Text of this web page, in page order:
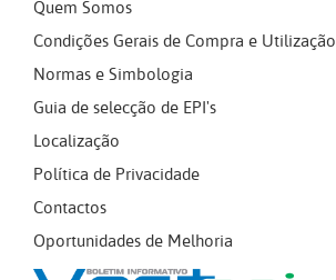
Quem Somos
Condições Gerais de Compra e Utilização
Normas e Simbologia
Guia de selecção de EPI's
Localização
Política de Privacidade
Contactos
Oportunidades de Melhoria